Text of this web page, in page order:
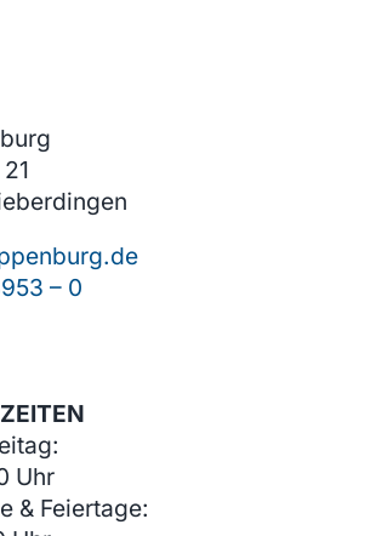
– 0
Uhr
& Feiertage: